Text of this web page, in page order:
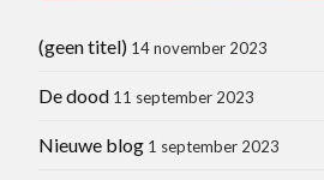
(geen titel) 14 november 2023
De dood 11 september 2023
Nieuwe blog 1 september 2023